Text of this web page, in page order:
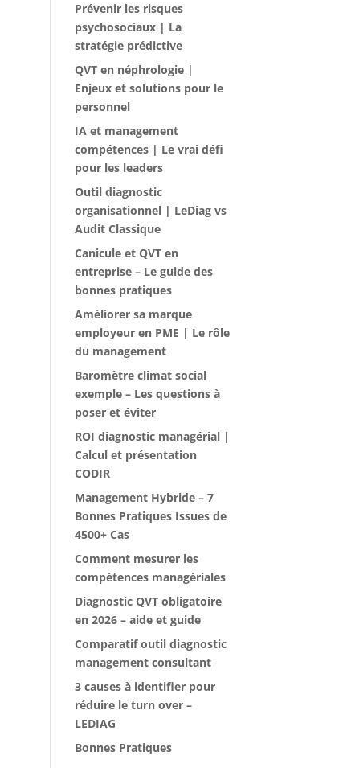
Prévenir les risques
psychosociaux | La
stratégie prédictive
QVT en néphrologie |
Enjeux et solutions pour le
personnel
IA et management
compétences | Le vrai défi
pour les leaders
Outil diagnostic
organisationnel | LeDiag vs
Audit Classique
Canicule et QVT en
entreprise – Le guide des
bonnes pratiques
Améliorer sa marque
employeur en PME | Le rôle
du management
Baromètre climat social
exemple – Les questions à
poser et éviter
ROI diagnostic managérial |
Calcul et présentation
CODIR
Management Hybride – 7
Bonnes Pratiques Issues de
4500+ Cas
Comment mesurer les
compétences managériales
Diagnostic QVT obligatoire
en 2026 – aide et guide
Comparatif outil diagnostic
management consultant
3 causes à identifier pour
réduire le turn over –
LEDIAG
Bonnes Pratiques